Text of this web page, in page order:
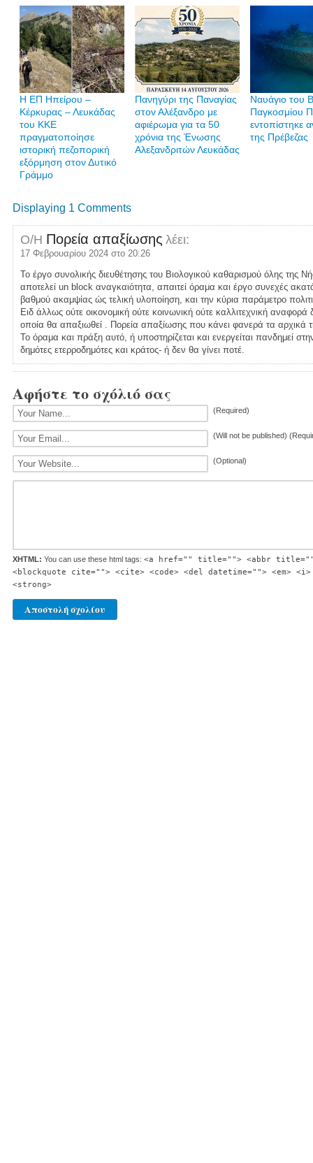
Η ΕΠ Ηπείρου –
Κέρκυρας – Λευκάδας
του ΚΚΕ
πραγματοποίησε
ιστορική πεζοπορική
εξόρμηση στον Δυτικό
Γράμμο
Πανηγύρι της Παναγίας
στον Αλέξανδρο με
αφιέρωμα για τα 50
χρόνια της Ένωσης
Αλεξανδριτών Λευκάδας
Ναυάγιο του
Παγκοσμίου
εντοπίστηκε
της Πρέβεζας
Displaying 1 Comments
Ο/Η Πορεία απαξίωσης λέει:
17 Φεβρουαρίου 2024 στο 20:26
Το έργο συνολικής διευθέτησης του Βιολογικού καθαρισμού όλης της
αποτελεί un block αναγκαιότητα, απαιτεί όραμα και έργο συνεχές
βαθμού ακαμψίας ώς τελική υλοποίηση, και την κύρια παράμετρο
Ειδ άλλως ούτε οικονομική ούτε κοινωνική ούτε καλλιτεχνική
οποία θα απαξιωθεί . Πορεία απαξίωσης που κάνει φανερά τα αρχικά
Το όραμα και πράξη αυτό, ή υποστηρίζεται και ενεργείται πανδημεί
δημότες ετερροδημότες και κράτος- ή δεν θα γίνει ποτέ.
Αφήστε το σχόλιό σας
(Required)
(Will not be published)
(Optional)
XHTML: You can use these html tags: <a href="" title=""> <abbr
<blockquote cite=""> <cite> <code> <del datetime=""> <em>
<strong>